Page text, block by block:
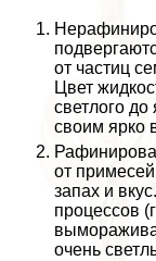
от частиц
Цвет
светлого
своим ярко
от
запах и
процессов
очень